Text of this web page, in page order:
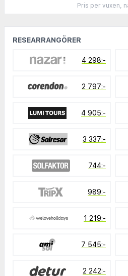
Pris per vuxen,
RESEARRANGÖRER
4 298:-
2 797:-
4 905:-
3 337:-
744:-
989:-
1 219:-
7 545:-
2 242:-